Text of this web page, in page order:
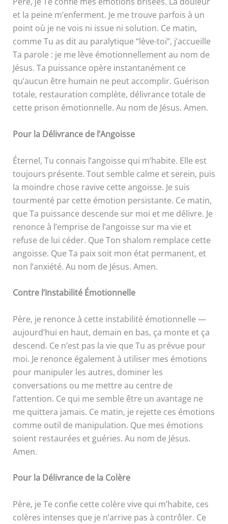
et la peine m’enferment. Je me trouve parfois à un
point où je ne vois ni issue ni solution. Ce matin,
comme Tu as dit au paralytique “lève-toi”, j’accueille
Ta parole : je me lève émotionnellement au nom de
Jésus. Ta puissance opère instantanément ce
qu’aucun être humain ne peut accomplir. Guérison
totale, restauration complète, délivrance totale de
cette prison émotionnelle. Au nom de Jésus. Amen.
Pour la Délivrance de l’Angoisse
Éternel, Tu connais l’angoisse qui m’habite. Elle est
toujours présente. Tout semble calme et serein, puis
la moindre chose ravive cette angoisse. Je suis
tourmenté par cette émotion persistante. Ce matin,
que Ta puissance descende sur moi et me délivre. Je
renonce à l’emprise de l’angoisse sur ma vie et
refuse de lui céder. Que Ton shalom remplace cette
angoisse. Que Ta paix soit mon état permanent, et
non l’anxiété. Au nom de Jésus. Amen.
Contre l’Instabilité Émotionnelle
Père, je renonce à cette instabilité émotionnelle —
aujourd’hui en haut, demain en bas, ça monte et ça
descend. Ce n’est pas la vie que Tu as prévue pour
moi. Je renonce également à utiliser mes émotions
pour manipuler les autres, dominer les
conversations ou me mettre au centre de
l’attention. Ce qui me semble être un avantage ne
me quittera jamais. Ce matin, je rejette ces émotions
comme outil de manipulation. Que mes émotions
soient restaurées et guéries. Au nom de Jésus.
Amen.
Pour la Délivrance de la Colère
Père, je Te confie cette colère vive qui m’habite, ces
colères intenses que je n’arrive pas à contrôler. Ce